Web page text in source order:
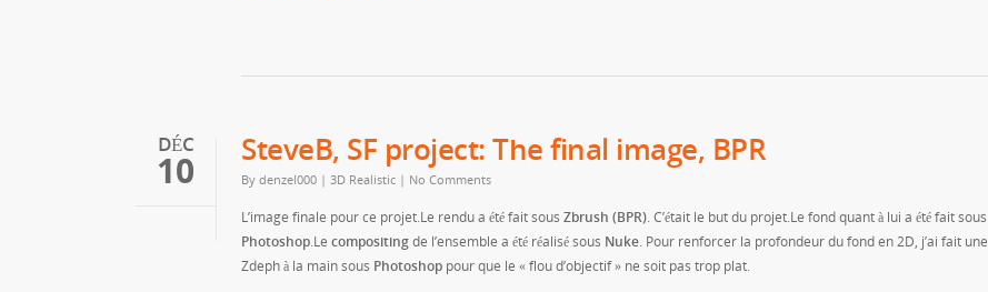
DÉC
10 SteveB, SF project: The final image, BPR
By denzel000 | 3D Realistic | No Comments
L’image finale pour ce projet.Le rendu a été fait sous Zbrush (BPR). C’était le but du projet.Le fond quant à lui a été fait sous
Photoshop.Le compositingde l’ensemble a été réalisé sous Nuke. Pour renforcer la profondeur du fond en 2D, j’ai fait une
Zdeph à la main sous Photoshop pour que le « flou d’objectif » ne soit pas trop plat.